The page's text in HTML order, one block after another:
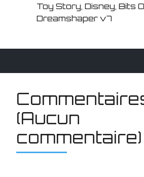
Toy Story Disney Bits
Dreamshaper v7
(Aucun
commentaire)